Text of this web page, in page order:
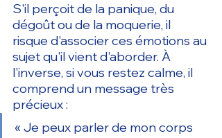
S'il perçoit de la panique, du
dégoût ou de la moquerie, il
risque d'associer ces émotions au
sujet qu'il vient d'aborder. À
l'inverse, si vous restez calme, il
comprend un message très
précieux :
« Je peux parler de mon corps